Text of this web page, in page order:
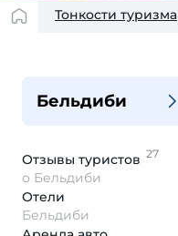
Тонкости туризма
Бельдиби
Отзывы туристов 27
о Бельдиби
Отели
Бельдиби